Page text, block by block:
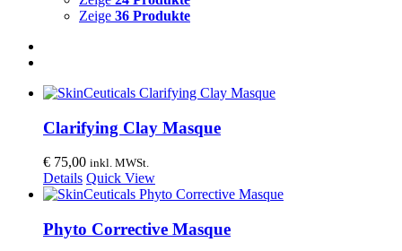
Zeige 36 Produkte
Clarifying Clay Masque
€ 75,00 inkl. MWSt.
Details Quick View
Phyto Corrective Masque